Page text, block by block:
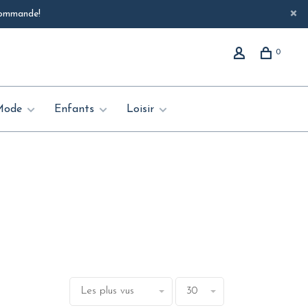
0
Enfants Loisir
Les plus vus 30